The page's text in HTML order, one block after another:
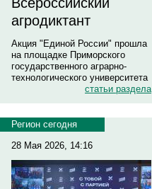
агродиктант
Акция "Единой России" прошла
на площадке Приморского
государственного аграрно-
технологического университета
статьи раздела
Регион сегодня
28 Мая 2026, 14:16